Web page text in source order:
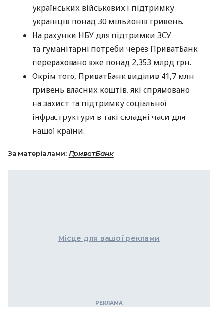
українських військових і підтримку
українців понад 30 мільйонів гривень.
На рахунки НБУ для підтримки ЗСУ
та гуманітарні потреби через ПриватБанк
перераховано вже понад 2,353 млрд грн.
Окрім того, ПриватБанк виділив 41,7 млн
гривень власних коштів, які спрямовано
на захист та підтримку соціальної
інфраструктури в такі складні часи для
нашої країни.
За матеріалами: ПриватБанк
Місце для вашої реклами